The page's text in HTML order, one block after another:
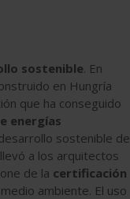
sostenible. En
en Hungría
que ha conseguido
energías
sostenible de
a los arquitectos
de la certificación
ambiente. El uso